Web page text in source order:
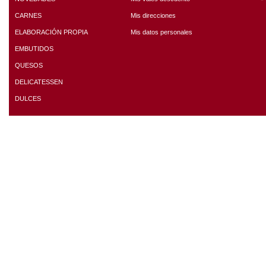
CARNES
ELABORACIÓN PROPIA
EMBUTIDOS
QUESOS
DELICATESSEN
DULCES
Mis direcciones
Mis datos personales